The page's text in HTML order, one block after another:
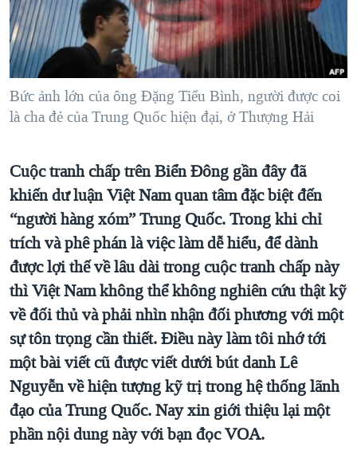
"Tìm"NGƯỜI VIỆT HẢI NGOẠI
ĐỜI SỐNG
KINH TẾ
KHOA HỌC
THỂ THAO
GIÁO DỤC
TẠI
HÀNH TRÌNH BẦU CỬ 2024
MỘT NĂM CHIẾN TRANH TẠI DẢI GAZA
GIẢI MÃ VÀNH ĐAI & CON ĐƯỜNG
NGÀY TỊ NẠN THẾ GIỚI
GROUND ZERO – XƯA VÀ NAY
CHI PHÍ CHIẾN TRANH AFGHANISTAN
CÁC GIÁ TRỊ CỘNG HÒA Ở VIỆT NAM
THƯỢNG ĐỈNH TRUMP-KIM TẠI VIỆT NAM
TRỊNH VĨNH BÌNH VS. CHÍNH PHỦ VIỆT NAM
NGƯ DÂN VIỆT VÀ LÀN SÓNG TRỘM HẢI SÂM
BÊN KIA QUỐC LỘ: TIẾNG VỌNG TỪ NÔNG THÔN MỸ
QUAN HỆ VIỆT MỸ
VIDEO
NGHE
MẠNG XÃ HỘI
Ngôn ngữ khác
Bức ảnh lớn của ông Đặng Tiểu Bình, người được coi
là cha đẻ của Trung Quốc hiện đại, ở Thượng Hải
Cuộc tranh chấp trên Biển Đông gần đây đã
khiến dư luận Việt Nam quan tâm đặc biệt đến
“người hàng xóm” Trung Quốc. Trong khi chỉ
trích và phê phán là việc làm dễ hiểu, để dành
được lợi thế về lâu dài trong cuộc tranh chấp này
thì Việt Nam không thể không nghiên cứu thật kỹ
về đối thủ và phải nhìn nhận đối phương với một
sự tôn trọng cần thiết. Điều này làm tôi nhớ tới
một bài viết cũ được viết dưới bút danh Lê
Nguyễn về hiện tượng kỹ trị trong hệ thống lãnh
đạo của Trung Quốc. Nay xin giới thiệu lại một
phần nội dung này với bạn đọc VOA.